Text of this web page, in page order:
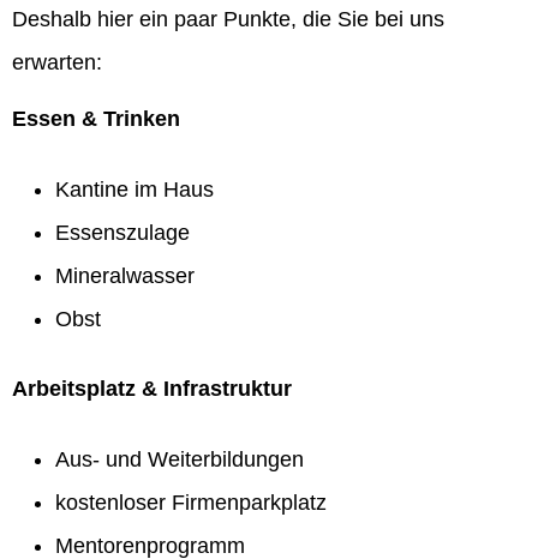
Deshalb hier ein paar Punkte, die Sie bei uns
erwarten:
Essen & Trinken
Kantine im Haus
Essenszulage
Mineralwasser
Obst
Arbeitsplatz & Infrastruktur
Aus- und Weiterbildungen
kostenloser Firmenparkplatz
Mentorenprogramm